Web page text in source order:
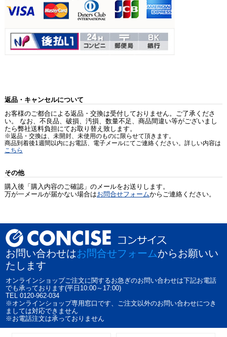
返品・キャンセルについて
お客様のご都合による返品・交換は受付しておりません。ご了承くださ
い。 なお、不良品、破損、汚損、数量不足、商品間違い等がございまし
たら弊社送料負担にてお取り替え致します。
※返品・交換は、未開封、未使用のものに限らせて頂きます。
商品到着後1週間以内にお電話、電子メールにてご連絡ください。詳しい内容は
こちら
その他
購入後「購入内容のご確認」のメールをお送りします。
万が一メールが届かない場合はお問合せフォームからご連絡ください。
お問い合わせはお問合せフォームからお願いい
たします
オンラインショップご注文に関するお急ぎのお問い合わせは下記お電話
でも承っております(平日10:00～17:00)
TEL 0120-962-034
※オンラインショップ専用窓口です、ご注文以外のお問い合わせにつき
ましては対応できません
※お電話注文は承っておりません